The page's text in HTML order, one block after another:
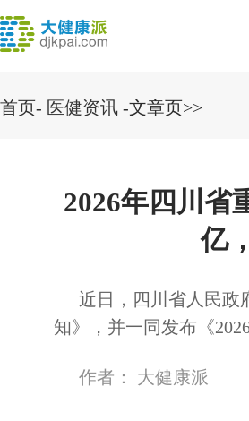
首页- 医健资讯 -文章页>>
2026年四川省
亿
近日，四川省人民政
知》，并一同发布《
作者： 大健康派